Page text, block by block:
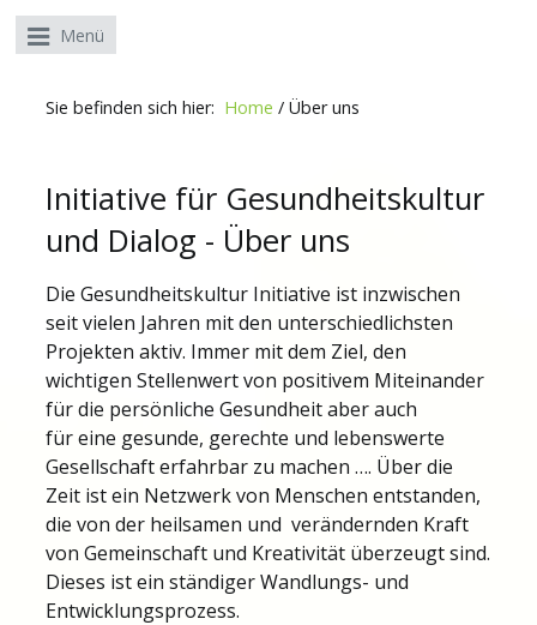
Menü
Sie befinden sich hier: Home / Über uns
Initiative für Gesundheitskultur
und Dialog - Über uns
Die Gesundheitskultur Initiative ist inzwischen
seit vielen Jahren mit den unterschiedlichsten
Projekten aktiv. Immer mit dem Ziel, den
wichtigen Stellenwert von positivem Miteinander
für die persönliche Gesundheit aber auch
für eine gesunde, gerechte und lebenswerte
Gesellschaft erfahrbar zu machen …. Über die
Zeit ist ein Netzwerk von Menschen entstanden,
die von der heilsamen und verändernden Kraft
von Gemeinschaft und Kreativität überzeugt sind.
Dieses ist ein ständiger Wandlungs- und
Entwicklungsprozess.